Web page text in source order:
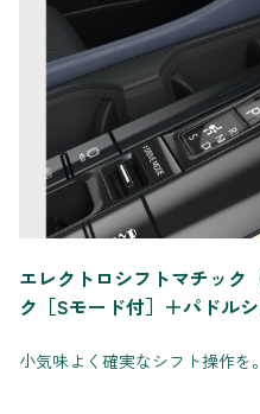
エレクトロシフトマチック
ク［Sモード付］＋パドルシ
小気味よく確実なシフト操作を。